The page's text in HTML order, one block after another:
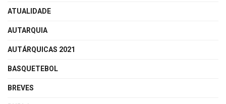
ATUALIDADE
AUTARQUIA
AUTÁRQUICAS 2021
BASQUETEBOL
BREVES